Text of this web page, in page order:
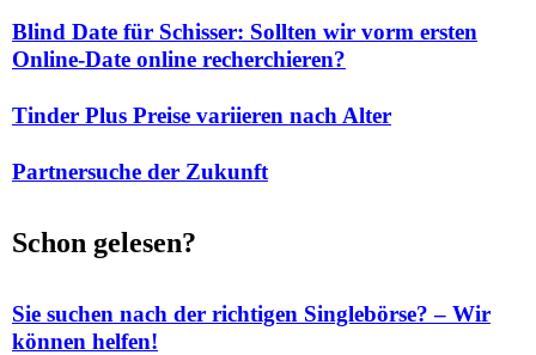
Blind Date für Schisser: Sollten wir vorm ersten
Online-Date online recherchieren?
Tinder Plus Preise variieren nach Alter
Partnersuche der Zukunft
Schon gelesen?
Sie suchen nach der richtigen Singlebörse? – Wir
können helfen!